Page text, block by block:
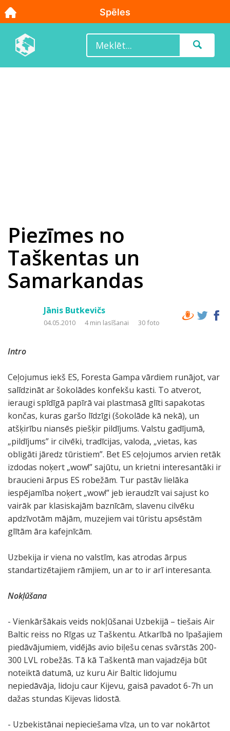
Piezīmes no
Taškentas un
Samarkandas
Jānis Butkevičs
04.05.2010 4 min lasīšanai 30 foto
Intro
Ceļojumus iekš ES, Foresta Gampa vārdiem runājot, var
salīdzināt ar šokolādes konfekšu kasti. To atverot,
ieraugi spīdīgā papīrā vai plastmasā glīti sapakotas
končas, kuras garšo līdzīgi (šokolāde kā nekā), un
atšķirību niansēs piešķir pildījums. Valstu gadījumā,
„pildījums” ir cilvēki, tradīcijas, valoda, „vietas, kas
obligāti jāredz tūristiem”. Bet ES ceļojumos arvien retāk
izdodas noķert „wow!” sajūtu, un krietni interesantāki ir
braucieni ārpus ES robežām. Tur pastāv lielāka
iespējamība noķert „wow!” jeb ieraudzīt vai sajust ko
vairāk par klasiskajām baznīcām, slavenu cilvēku
apdzīvotām mājām, muzejiem vai tūristu apsēstām
glītām āra kafejnīcām.
Uzbekija ir viena no valstīm, kas atrodas ārpus
standartizētajiem rāmjiem, un ar to ir arī interesanta.
Nokļūšana
- Vienkāršākais veids nokļūšanai Uzbekijā – tiešais Air
Baltic reiss no Rīgas uz Taškentu. Atkarībā no īpašajiem
piedāvājumiem, vidējās avio biļešu cenas svārstās 200-
300 LVL robežās. Tā kā Taškentā man vajadzēja būt
noteiktā datumā, uz kuru Air Baltic lidojumu
nepiedāvāja, lidoju caur Kijevu, gaisā pavadot 6-7h un
dažas stundas Kijevas lidostā.
- Uzbekistānai nepieciešama vīza, un to var nokārtot